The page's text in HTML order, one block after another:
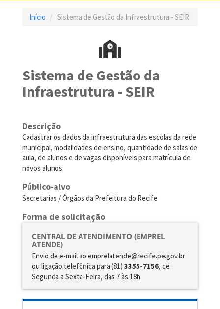
Início Sistema de Gestão da Infraestrutura - SEIR
Sistema de Gestão da
Infraestrutura - SEIR
Descrição
Cadastrar os dados da infraestrutura das escolas da rede
municipal, modalidades de ensino, quantidade de salas de
aula, de alunos e de vagas disponíveis para matrícula de
novos alunos
Público-alvo
Secretarias / Órgãos da Prefeitura do Recife
Forma de solicitação
CENTRAL DE ATENDIMENTO (EMPREL
ATENDE)
Envio de e-mail ao emprelatende@recife.pe.gov.br
ou ligação telefônica para (81) 3355-7156, de
Segunda a Sexta-Feira, das 7 às 18h